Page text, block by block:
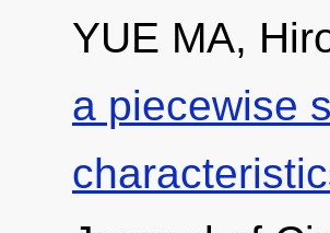
YUE MA,
a piecewise